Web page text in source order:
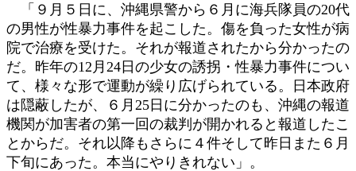
「９月５日に、沖縄県警から６月に海兵隊員の20代
の男性が性暴力事件を起こした。傷を負った女性が病
院で治療を受けた。それが報道されたから分かったの
だ。昨年の12月24日の少女の誘拐・性暴力事件につい
て、様々な形で運動が繰り広げられている。日本政府
は隠蔽したが、６月25日に分かったのも、沖縄の報道
機関が加害者の第一回の裁判が開かれると報道したこ
とからだ。それ以降もさらに４件そして昨日また６月
下旬にあった。本当にやりきれない」。